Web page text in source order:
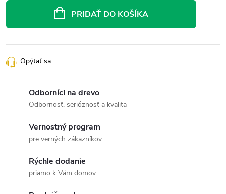
PRIDAŤ DO KOŠÍKA
Opýtať sa
Odborníci na drevo
Odbornosť, serióznosť a kvalita
Vernostný program
pre verných zákazníkov
Rýchle dodanie
priamo k Vám domov